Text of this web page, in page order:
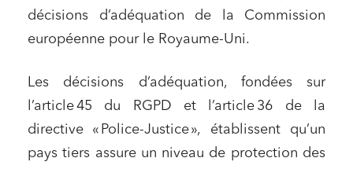
décisions d’adéquation de la Commission
européenne pour le Royaume-Uni.
Les décisions d’adéquation, fondées sur
l’article 45 du RGPD et l’article 36 de la
directive « Police-Justice », établissent qu’un
pays tiers assure un niveau de protection des